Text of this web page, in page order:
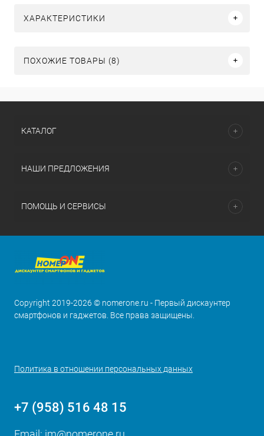
ХАРАКТЕРИСТИКИ
ПОХОЖИЕ ТОВАРЫ (8)
КАТАЛОГ
НАШИ ПРЕДЛОЖЕНИЯ
ПОМОЩЬ И СЕРВИСЫ
Copyright 2019-2026 © nomerone.ru - Первый дискаунтер
смартфонов и гаджетов. Все права защищены.
Политика в отношении персональных данных
+7 (958) 516 48 15